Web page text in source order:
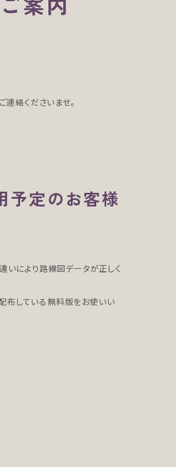
案内
ご連絡くださいませ。
予定のお客様
いにより路線図データが正しく
布している無料版をお使いい